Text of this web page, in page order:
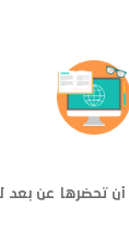
أن تحضرها عن